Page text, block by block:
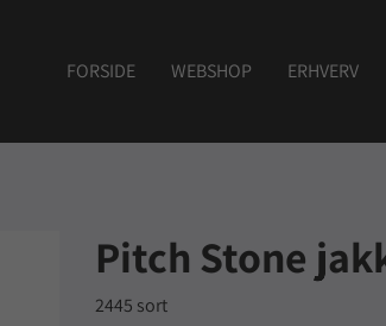
FORSIDE WEBSHOP ERHVERV
Pitch Stone
2445 sort